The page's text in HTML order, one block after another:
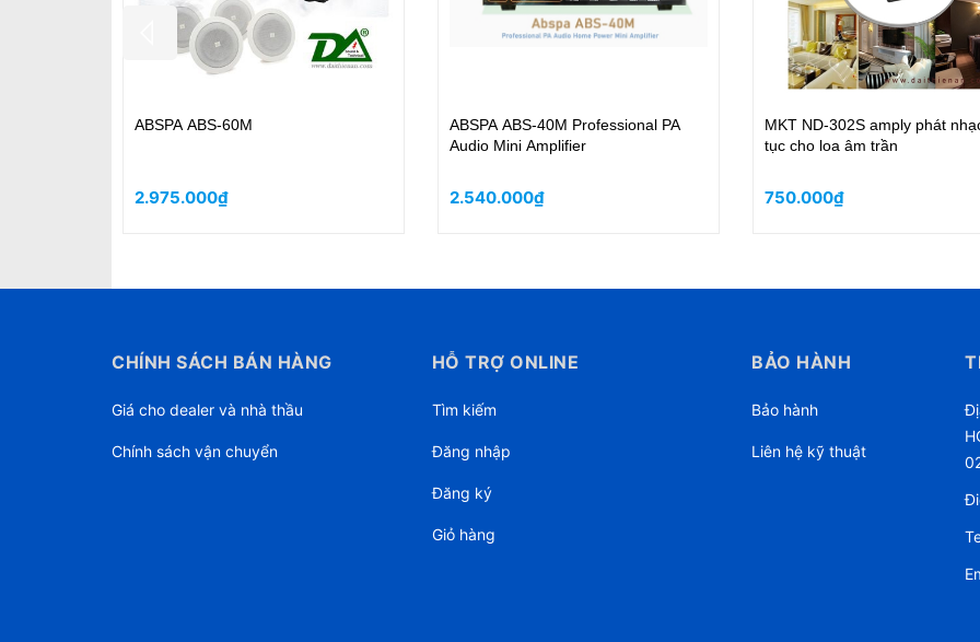
BOSCH PLE-2MA240-EU (2 Zone)
24.750.000₫
Amply Quán Cafe MKT/PKD USB-
MP120L
3.500.000₫
TOA A230 HV
2.980.000₫
CHÍNH SÁCH BÁN HÀNG
Giá cho dealer và nhà thầu
Chính sách vận chuyển
HỖ TRỢ ONLINE
Tìm kiếm
Đăng nhập
Đăng ký
Giỏ hàng
BẢO HÀNH
Bảo hành
Liên hệ kỹ thuật